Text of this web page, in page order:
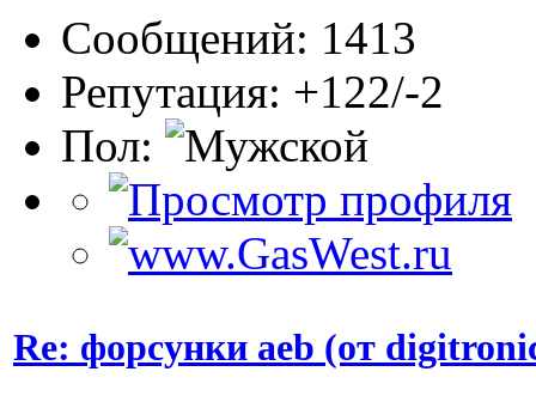
Сообщений: 1413
Репутация: +122/-2
Пол:
Re: форсунки aeb (от